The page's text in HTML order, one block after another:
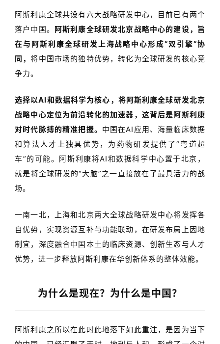
联
我
们
阿斯利康全球共设有六大战略研发中心，目前已有两个
落户中国。
阿斯利康全球研发北京战略中心的建设，旨
在与 阿斯利康全球研发上海战略中心形成“双引擎“协
同，将中国市场的独特优势，转化为全球研发的核心竞
争力。
选择以AI和数据科学为核心，将阿斯利康全球研发北京
战略中心定位为前沿转化的加速器，这背后是阿斯利康
对时代脉搏的精准把握。 中国在AI 应用、海量临床数据
和算法人才上独具优势，为药物研发提供了“弯道超
车”的可能。阿斯利康将AI和数据科学中心置于北京，
就是将全球研发的“大脑”之一直接放在了最具活力的战
场。
一南一北，上海和北京两大全球战略研发中心将发挥各
自优势，实现资源互补与功能联动，在研发布局上因地
制宜，深度融合中国本土的临床资源、创新生态与人才
优势，进一步释放阿斯利康在华创新体系的整体效能。
为什么是现在？为什么是中国？
阿斯利康之所以在此时此地落下如此重注，是因为当下